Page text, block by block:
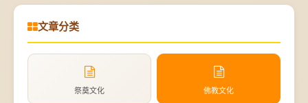
文章分类
祭奠文化 佛教文化